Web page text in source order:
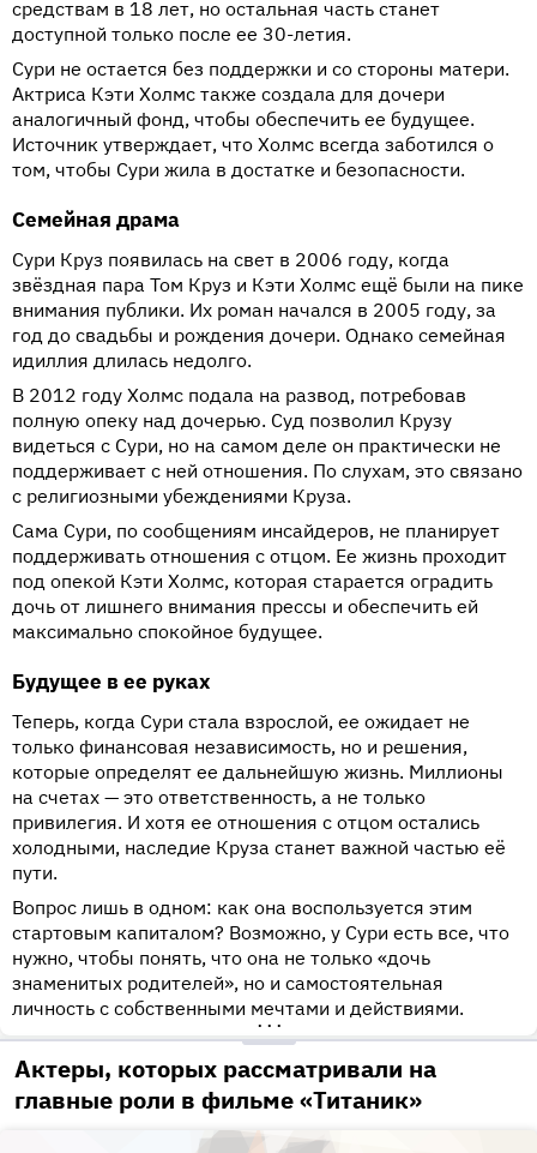
средствам в 18 лет, но остальная часть станет
доступной только после ее 30-летия.
Сури не остается без поддержки и со стороны матери.
Актриса Кэти Холмс также создала для дочери
аналогичный фонд, чтобы обеспечить ее будущее.
Источник утверждает, что Холмс всегда заботился о
том, чтобы Сури жила в достатке и безопасности.
Семейная драма
Сури Круз появилась на свет в 2006 году, когда
звёздная пара Том Круз и Кэти Холмс ещё были на пике
внимания публики. Их роман начался в 2005 году, за
год до свадьбы и рождения дочери. Однако семейная
идиллия длилась недолго.
В 2012 году Холмс подала на развод, потребовав
полную опеку над дочерью. Суд позволил Крузу
видеться с Сури, но на самом деле он практически не
поддерживает с ней отношения. По слухам, это связано
с религиозными убеждениями Круза.
Сама Сури, по сообщениям инсайдеров, не планирует
поддерживать отношения с отцом. Ее жизнь проходит
под опекой Кэти Холмс, которая старается оградить
дочь от лишнего внимания прессы и обеспечить ей
максимально спокойное будущее.
Будущее в ее руках
Теперь, когда Сури стала взрослой, ее ожидает не
только финансовая независимость, но и решения,
которые определят ее дальнейшую жизнь. Миллионы
на счетах — это ответственность, а не только
привилегия. И хотя ее отношения с отцом остались
холодными, наследие Круза станет важной частью её
пути.
Вопрос лишь в одном: как она воспользуется этим
стартовым капиталом? Возможно, у Сури есть все, что
нужно, чтобы понять, что она не только «дочь
знаменитых родителей», но и самостоятельная
личность с собственными мечтами и действиями.
•••
Актеры, которых рассматривали на
главные роли в фильме «Титаник»